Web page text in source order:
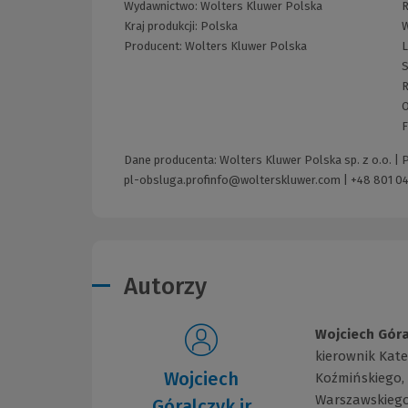
Wydawnictwo: Wolters Kluwer Polska
Kraj produkcji: Polska
Producent: Wolters Kluwer Polska
Dane producenta: Wolters Kluwer Polska sp. z o.o.
pl-obsluga.profinfo@wolterskluwer.com
+48 801
Autorzy
Wojciech
Wojciech
kierownik